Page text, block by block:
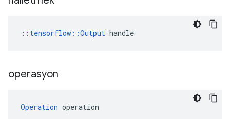
:: tensorflow::Output handle
operasyon
Operation operation